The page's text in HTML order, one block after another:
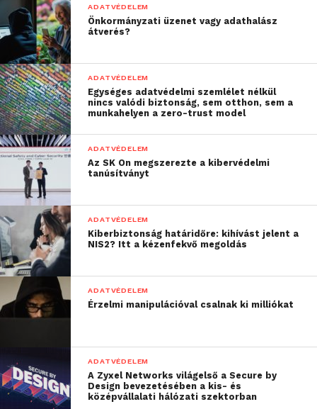
A Micro Focus szakértőinek megfigyelései szerint a
kiberbűnözők egyre könnyebben jutnak hozzá
olyan eszközökhöz, amelyekkel illegális
tevékenységeket folytathatnak online. Terjed a
Crimeware-as-a-Service: a dark weben léteznek
olyan, piactérként működő felületek, ahol nem túl
nagy összegért megvásárolhatók phishing vagy
ransomware akciókhoz használható eszközök. Ezek
segítségével mélyebb informatikai tudás nélkül is
támadást indíthatnak a rosszindulatú szereplők. De
arra is lehetőségük nyílik, hogy megrendeljenek egy
adathalász kampányt, és a végén készen megkapják
a megszerzett adatokat.
Minden eddiginél több támadás várható tehát, amire
a Micro Focus szakértői szerint a felhasználók
oktatásával ésátfogó biztonsági stratégiával
érdemes felkészülni. Ennek jegyében érdemes
amelyek széles körű védelmet biztosítanak, és a
lehető legrövidebb idő alatt azonosítják, illetve
hárítják el a potenciális fenyegetéseket. Emellett
célszerű folyamatosan továbbfejleszteni a vállalati
ADATVÉDELEM
Önkormányzati üzenet vagy adathalász
átverés?
ADATVÉDELEM
Egységes adatvédelmi szemlélet nélkül
nincs valódi biztonság, sem otthon, sem a
munkahelyen a zero-trust model
ADATVÉDELEM
Az SK On megszerezte a kibervédelmi
tanúsítványt
ADATVÉDELEM
Kiberbiztonság határidőre: kihívást jelent a
NIS2? Itt a kézenfekvő megoldás
ADATVÉDELEM
Érzelmi manipulációval csalnak ki milliókat
ADATVÉDELEM
A Zyxel Networks világelső a Secure by
Design bevezetésében a kis- és
középvállalati hálózati szektorban